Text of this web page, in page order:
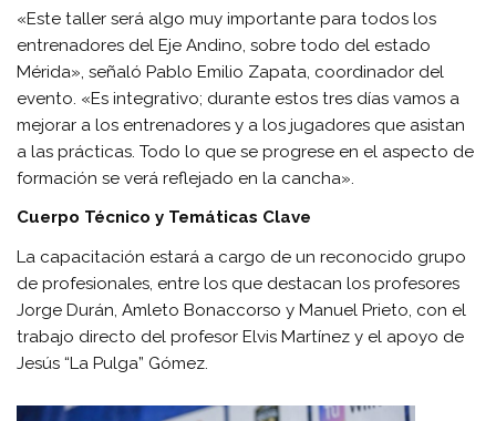
«Este taller será algo muy importante para todos los
entrenadores del Eje Andino, sobre todo del estado
Mérida», señaló Pablo Emilio Zapata, coordinador del
evento. «Es integrativo; durante estos tres días vamos a
mejorar a los entrenadores y a los jugadores que asistan
a las prácticas. Todo lo que se progrese en el aspecto de
formación se verá reflejado en la cancha».
Cuerpo Técnico y Temáticas Clave
La capacitación estará a cargo de un reconocido grupo
de profesionales, entre los que destacan los profesores
Jorge Durán, Amleto Bonaccorso y Manuel Prieto, con el
trabajo directo del profesor Elvis Martínez y el apoyo de
Jesús “La Pulga” Gómez.